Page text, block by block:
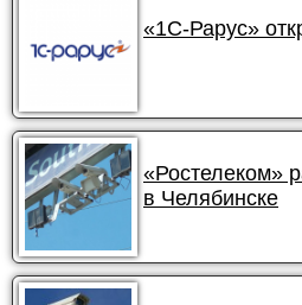
«1С-Рарус»
«Ростелеком»
в Челябинске